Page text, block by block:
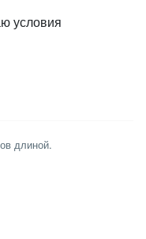
условия
длиной.